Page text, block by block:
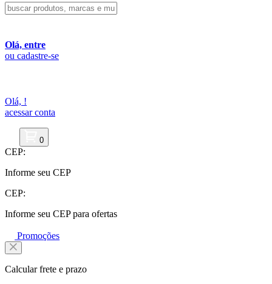
Olá, entre
ou cadastre-se
Olá, !
acessar conta
0
CEP:
Informe seu CEP
CEP:
Informe seu CEP para ofertas
Promoções
Calcular frete e prazo